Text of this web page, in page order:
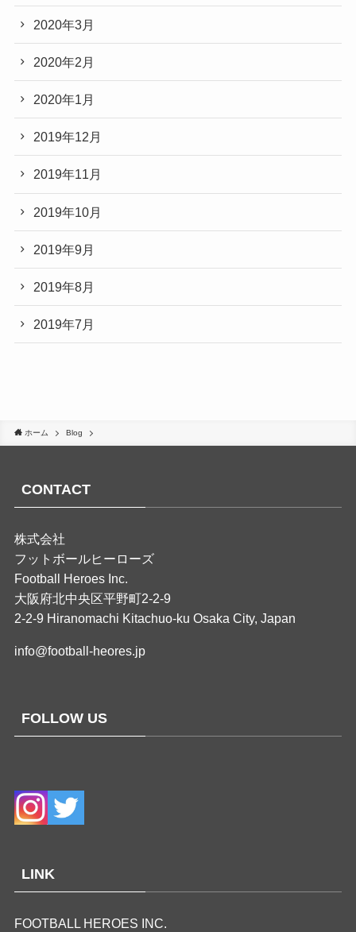
2020年3月
2020年2月
2020年1月
2019年12月
2019年11月
2019年10月
2019年9月
2019年8月
2019年7月
ホーム Blog
CONTACT
株式会社
フットボールヒーローズ
Football Heroes Inc.
大阪府北中央区平野町2-2-9
2-2-9 Hiranomachi Kitachuo-ku Osaka City, Japan
info@football-heores.jp
FOLLOW US
LINK
FOOTBALL HEROES INC.